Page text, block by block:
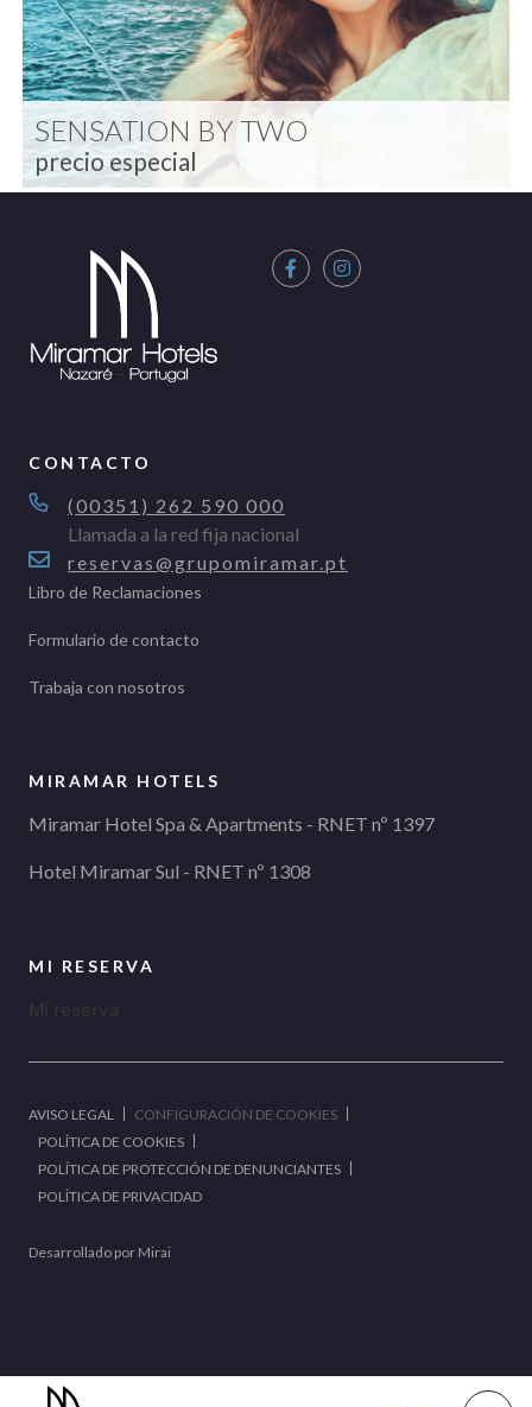
SENSATION BY TWO
precio especial
CONTACTO
(00351) 262 590 000
Llamada a la red fija nacional
reservas@grupomiramar.pt
Libro de Reclamaciones
Formulario de contacto
Trabaja con nosotros
MIRAMAR HOTELS
Miramar Hotel Spa & Apartments - RNET nº 1397
Hotel Miramar Sul - RNET nº 1308
MI RESERVA
AVISO LEGAL
CONFIGURACIÓN DE COOKIES
POLÍTICA DE COOKIES
POLÍTICA DE PROTECCIÓN DE DENUNCIANTES
POLÍTICA DE PRIVACIDAD
Desarrollado por Mirai